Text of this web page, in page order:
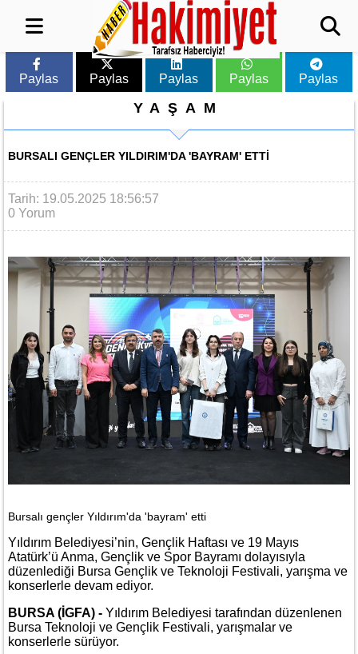
Paylas Paylas Paylas Paylas Paylas
YAŞAM
BURSALI GENÇLER YILDIRIM'DA 'BAYRAM' ETTI
Tarih: 19.05.2025 18:56:57
0 Yorum
Bursalı gençler Yıldırım'da 'bayram' etti
Yıldırım Belediyesi’nin, Gençlik Haftası ve 19 Mayıs
Atatürk’ü Anma, Gençlik ve Spor Bayramı dolayısıyla
düzenlediği Bursa Gençlik ve Teknoloji Festivali, yarışma ve
konserlerle devam ediyor.
BURSA (İGFA) - Yıldırım Belediyesi tarafından düzenlenen
Bursa Teknoloji ve Gençlik Festivali, yarışmalar ve
konserlerle sürüyor.